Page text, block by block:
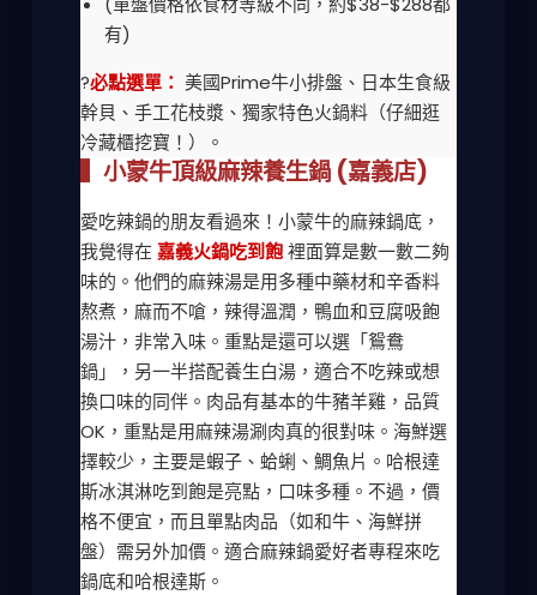
有)
?必點選單： 美國Prime牛小排盤、日本生食級
幹貝、手工花枝漿、獨家特色火鍋料（仔細逛
冷藏櫃挖寶！）。
▍小蒙牛頂級麻辣養生鍋 (嘉義店)
愛吃辣鍋的朋友看過來！小蒙牛的麻辣鍋底，
我覺得在 嘉義火鍋吃到飽裡面算是數一數二夠
味的。他們的麻辣湯是用多種中藥材和辛香料
熬煮，麻而不嗆，辣得溫潤，鴨血和豆腐吸飽
湯汁，非常入味。重點是還可以選「鴛鴦
鍋」，另一半搭配養生白湯，適合不吃辣或想
換口味的同伴。肉品有基本的牛豬羊雞，品質
OK，重點是用麻辣湯涮肉真的很對味。海鮮選
擇較少，主要是蝦子、蛤蜊、鯛魚片。哈根達
斯冰淇淋吃到飽是亮點，口味多種。不過，價
格不便宜，而且單點肉品（如和牛、海鮮拼
盤）需另外加價。適合麻辣鍋愛好者專程來吃
鍋底和哈根達斯。